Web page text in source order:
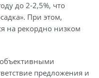
до 2-2,5%, что
При этом,
на рекордно низком
объективными
предложения и